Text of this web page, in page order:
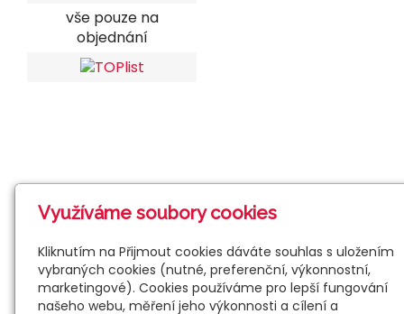
vše pouze na
objednání
Využíváme soubory cookies
Kliknutím na Přijmout cookies dáváte souhlas s uložením
vybraných cookies (nutné, preferenční, výkonnostní,
marketingové). Cookies používáme pro lepší fungování
našeho webu, měření jeho výkonnosti a cílení a